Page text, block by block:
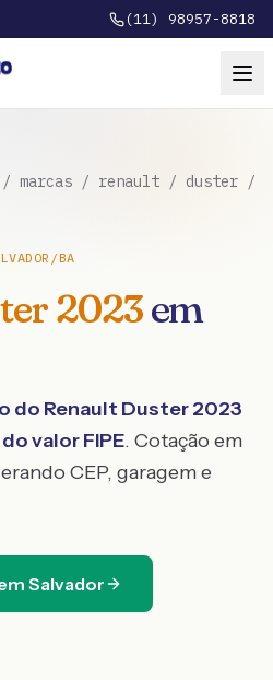
(11) 98957-8818
/ marcas / renault / duster /
/BA
2023em
do Renault Duster2023
do valor FIPE. Cotação em
CEP, garagem e
Salvador